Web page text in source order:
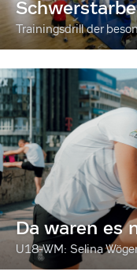
Trainingsdrill der
Da waren es
U18-WM: Selina